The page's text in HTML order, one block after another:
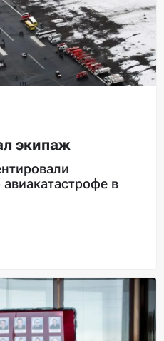
экипаж
в